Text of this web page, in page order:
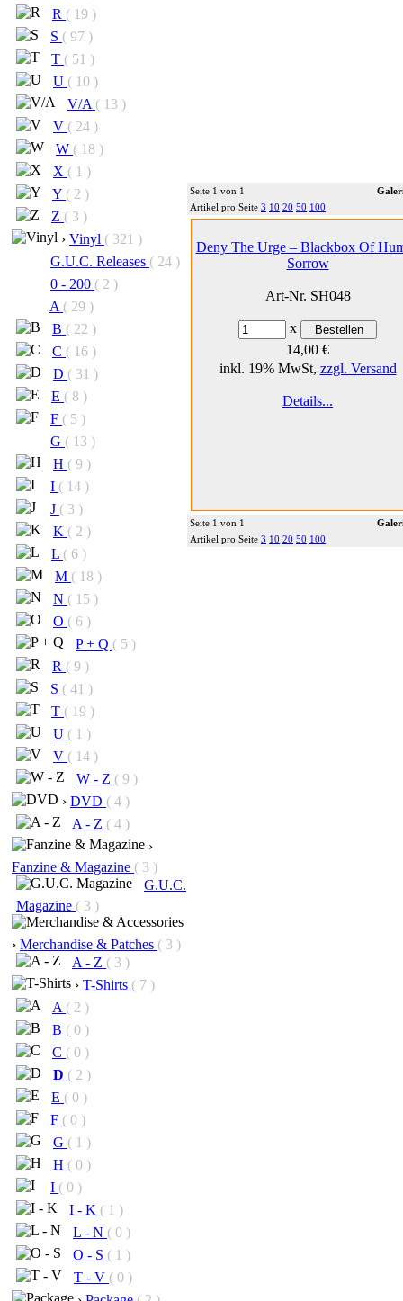
R ( 19 )
S ( 97 )
T ( 51 )
U ( 10 )
V/A ( 13 )
V ( 24 )
W ( 18 )
X ( 1 )
Y ( 2 )
Z ( 3 )
› Vinyl ( 321 )
G.U.C. Releases ( 24 )
0 - 200 ( 2 )
A ( 29 )
B ( 22 )
C ( 16 )
D ( 31 )
E ( 8 )
F ( 5 )
G ( 13 )
H ( 9 )
I ( 14 )
J ( 3 )
K ( 2 )
L ( 6 )
M ( 18 )
N ( 15 )
O ( 6 )
P + Q ( 5 )
R ( 9 )
S ( 41 )
T ( 19 )
U ( 1 )
V ( 14 )
W - Z ( 9 )
› DVD ( 4 )
A - Z ( 4 )
›
Fanzine & Magazine ( 3 )
G.U.C.
Magazine ( 3 )
› Merchandise & Patches ( 3 )
A - Z ( 3 )
› T-Shirts ( 7 )
A ( 2 )
B ( 0 )
C ( 0 )
D ( 2 )
E ( 0 )
F ( 0 )
G ( 1 )
H ( 0 )
I ( 0 )
I - K ( 1 )
L - N ( 0 )
O - S ( 1 )
T - V ( 0 )
Seite 1 von 1
Artikel pro Seite 3 10 20 50 100
Deny The Urge – Blackbox Of
Sorrow
Art-Nr. SH048
x
14,00 €
inkl. 19% MwSt, zzgl. Versand
Details...
Seite 1 von 1
Artikel pro Seite 3 10 20 50 100